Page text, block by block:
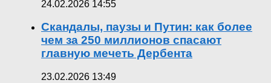
24.02.2026 14:55
Скандалы, паузы и Путин: как более
чем за 250 миллионов спасают
главную мечеть Дербента
23.02.2026 13:49